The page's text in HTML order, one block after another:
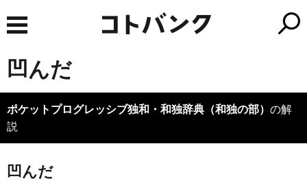
凹んだ
ポケットプログレッシブ独和・和独辞典（和独の部） の解
説
凹んだ